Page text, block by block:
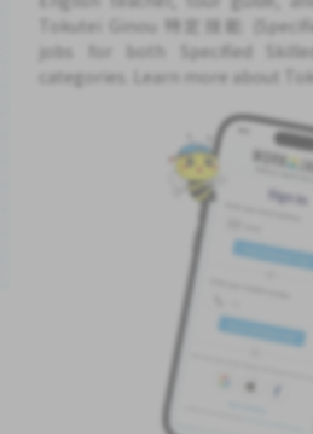
Tokutei Ginou 特定技能
jobs for both Specified
categories. Learn more about